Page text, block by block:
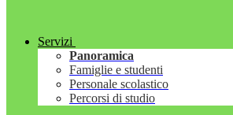
Servizi
Panoramica
Famiglie e studenti
Personale scolastico
Percorsi di studio